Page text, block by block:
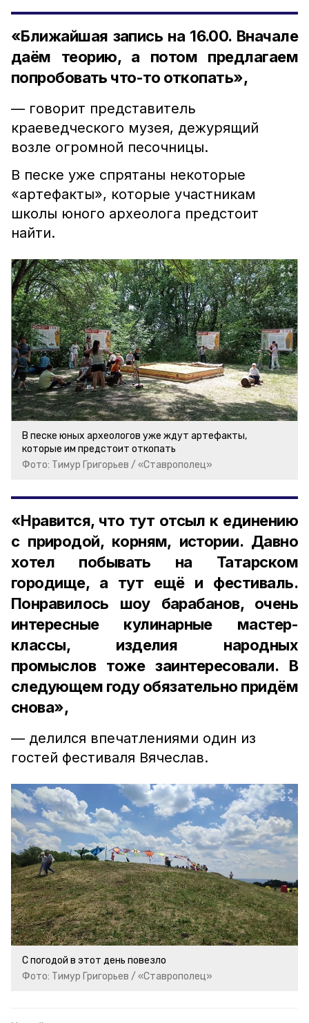
«Ближайшая запись на 16.00. Вначале
даём теорию, а потом предлагаем
попробовать что-то откопать»,
— говорит представитель
краеведческого музея, дежурящий
возле огромной песочницы.
В песке уже спрятаны некоторые
«артефакты», которые участникам
школы юного археолога предстоит
найти.
В песке юных археологов уже ждут артефакты,
которые им предстоит откопать
Фото: Тимур Григорьев / «Ставрополец»
«Нравится, что тут отсыл к единению
с природой, корням, истории. Давно
хотел побывать на Татарском
городище, а тут ещё и фестиваль.
Понравилось шоу барабанов, очень
интересные кулинарные мастер-
классы, изделия народных
промыслов тоже заинтересовали. В
следующем году обязательно придём
снова»,
— делился впечатлениями один из
гостей фестиваля Вячеслав.
С погодой в этот день повезло
Фото: Тимур Григорьев / «Ставрополец»